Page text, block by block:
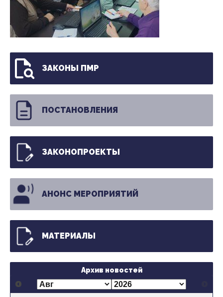
ЗАКОНЫ ПМР
ПОСТАНОВЛЕНИЯ
ЗАКОНОПРОЕКТЫ
АНОНС МЕРОПРИЯТИЙ
МАТЕРИАЛЫ
Архив новостей